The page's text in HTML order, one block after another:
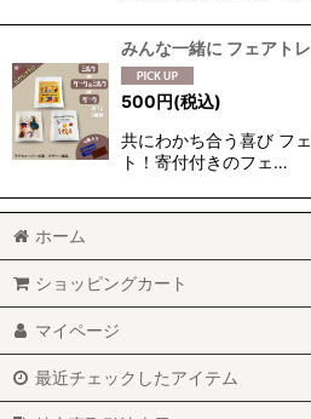
みんな一緒に フェアト
500円(税込)
共にわかち合う喜び フ
ト！寄付付きのフェ…
ホーム
ショッピングカート
マイページ
最近チェックしたアイテム